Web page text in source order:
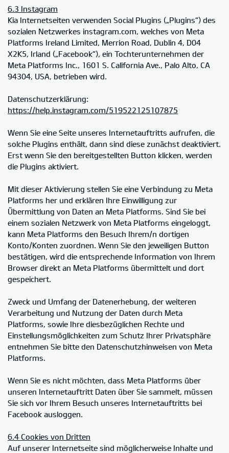
6.3 Instagram
Kia Internetseiten verwenden Social Plugins („Plugins“) des
sozialen Netzwerkes instagram.com, welches von Meta
Platforms Ireland Limited, Merrion Road, Dublin 4, D04
X2K5, Irland („Facebook“), ein Tochterunternehmen der
Meta Platforms Inc., 1601 S. California Ave., Palo Alto, CA
94304, USA, betrieben wird.
Datenschutzerklärung:
https://help.instagram.com/519522125107875
Wenn Sie eine Seite unseres Internetauftritts aufrufen, die
solche Plugins enthält, dann sind diese zunächst deaktiviert.
Erst wenn Sie den bereitgestellten Button klicken, werden
die Plugins aktiviert.
Mit dieser Aktivierung stellen Sie eine Verbindung zu Meta
Platforms her und erklären Ihre Einwilligung zur
Übermittlung von Daten an Meta Platforms. Sind Sie bei
einem sozialen Netzwerk von Meta Platforms eingeloggt,
kann Meta Platforms den Besuch Ihrem/n dortigen
Konto/Konten zuordnen. Wenn Sie den jeweiligen Button
bestätigen, wird die entsprechende Information von Ihrem
Browser direkt an Meta Platforms übermittelt und dort
gespeichert.
Zweck und Umfang der Datenerhebung, der weiteren
Verarbeitung und Nutzung der Daten durch Meta
Platforms, sowie Ihre diesbezüglichen Rechte und
Einstellungsmöglichkeiten zum Schutz Ihrer Privatsphäre
entnehmen Sie bitte den Datenschutzhinweisen von Meta
Platforms.
Wenn Sie es nicht möchten, dass Meta Platforms über
unseren Internetauftritt Daten über Sie sammelt, müssen
Sie sich vor Ihrem Besuch unseres Internetauftritts bei
Facebook ausloggen.
6.4 Cookies von Dritten
Auf unserer Internetseite sind möglicherweise Inhalte und